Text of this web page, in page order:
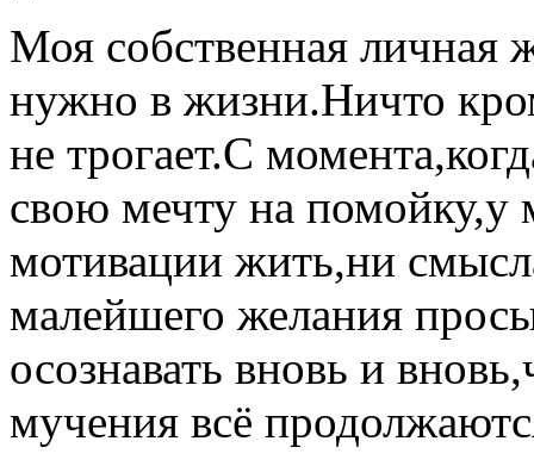
Моя собственная личная
нужно в жизни.Ничто
не трогает.С
свою мечту на помойку,у
мотивации жить,ни
малейшего желания
осознавать вновь и
мучения всё